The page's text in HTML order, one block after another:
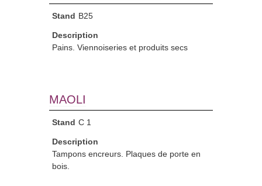
Stand B25
Description
Pains. Viennoiseries et produits secs
MAOLI
Stand C 1
Description
Tampons encreurs. Plaques de porte en
bois.